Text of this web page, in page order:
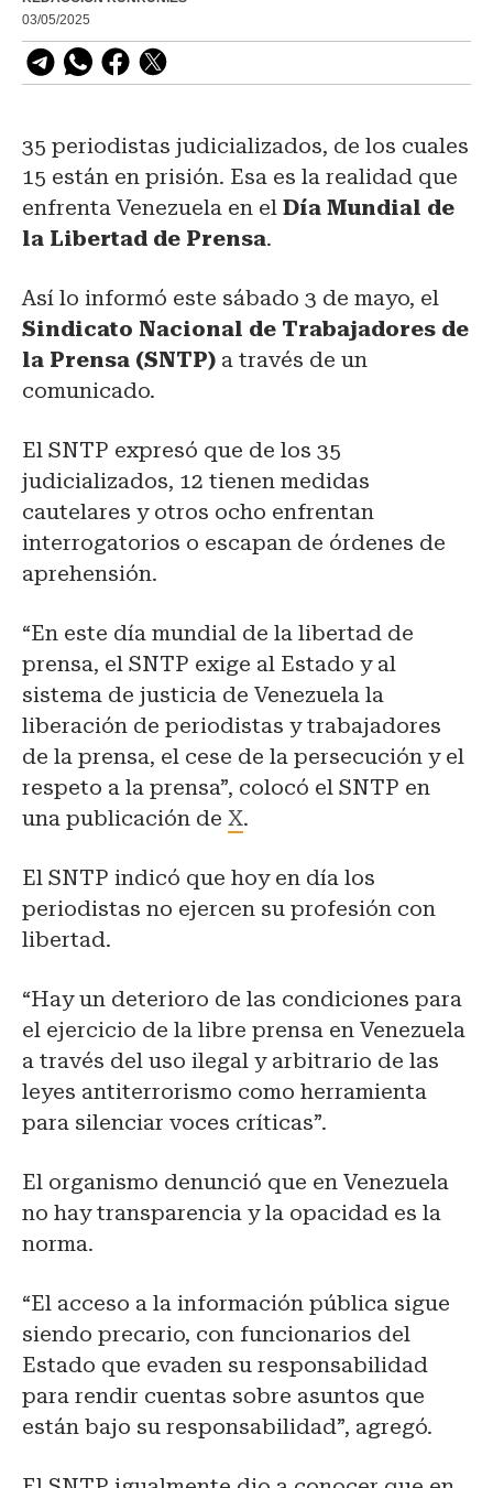
03/05/2025
35 periodistas judicializados, de los cuales
15 están en prisión. Esa es la realidad que
enfrenta Venezuela en el Día Mundial de
la Libertad de Prensa.
Así lo informó este sábado 3 de mayo, el
Sindicato Nacional de Trabajadores de
la Prensa (SNTP) a través de un
comunicado.
El SNTP expresó que de los 35
judicializados, 12 tienen medidas
cautelares y otros ocho enfrentan
interrogatorios o escapan de órdenes de
aprehensión.
“En este día mundial de la libertad de
prensa, el SNTP exige al Estado y al
sistema de justicia de Venezuela la
liberación de periodistas y trabajadores
de la prensa, el cese de la persecución y el
respeto a la prensa”, colocó el SNTP en
una publicación de X.
El SNTP indicó que hoy en día los
periodistas no ejercen su profesión con
libertad.
“Hay un deterioro de las condiciones para
el ejercicio de la libre prensa en Venezuela
a través del uso ilegal y arbitrario de las
leyes antiterrorismo como herramienta
para silenciar voces críticas”.
El organismo denunció que en Venezuela
no hay transparencia y la opacidad es la
norma.
“El acceso a la información pública sigue
siendo precario, con funcionarios del
Estado que evaden su responsabilidad
para rendir cuentas sobre asuntos que
están bajo su responsabilidad”, agregó.